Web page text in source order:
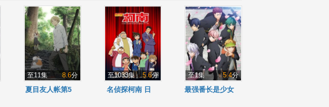
至11集 8.6分
夏目友人帐第5
至1033集 5.6分
名侦探柯南 日
至1集 5.4分
最强番长是少女